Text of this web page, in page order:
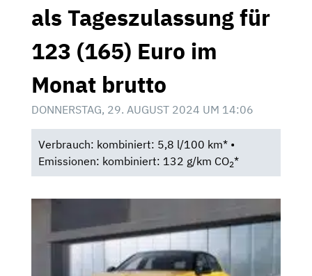
als Tageszulassung für
123 (165) Euro im
Monat brutto
DONNERSTAG, 29. AUGUST 2024 UM 14:06
Verbrauch: kombiniert: 5,8 l/100 km* •
Emissionen: kombiniert: 132 g/km CO2*